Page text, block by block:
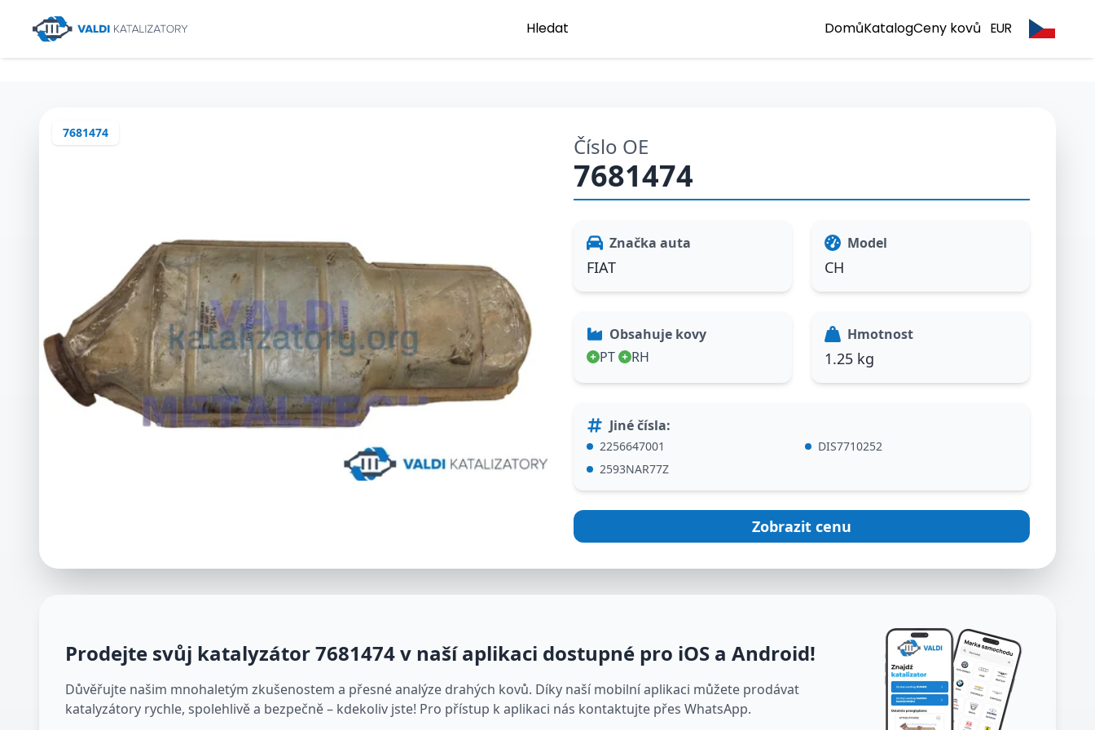
Hledat DomůKatalogCeny kovů EUR
7681474
Číslo OE
7681474
Značka auta
FIAT
Model
CH
Obsahuje kovy
PT
RH
Hmotnost
1.25 kg
Jiné čísla:
2256647001
DIS7710252
2593NAR77Z
Zobrazit cenu
Prodejte svůj katalyzátor7681474v naší aplikaci dostupné pro iOS a Android!
Důvěřujte našim mnohaletým zkušenostem a přesné analýze drahých kovů. Díky naší mobilní aplikaci můžete prodávat
katalyzátory rychle, spolehlivě a bezpečně – kdekoliv jste! Pro přístup k aplikaci nás kontaktujte přes WhatsApp.